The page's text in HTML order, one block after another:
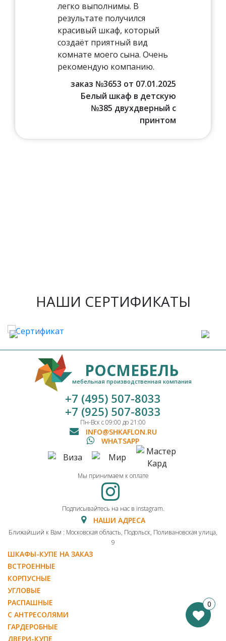
легко выполнимы. В
результате получился
красивый шкаф, который
создаёт приятный вид
комнате моего сына. Очень
рекомендую компанию.
заказ №3653 от 07.01.2025
Белый шкаф в детскую
№385 двухдверный с
принтом
НАШИ СЕРТИФИКАТЫ
РОСМЕБЕЛЬ
мебельная производственная компания
+7 (495) 507-8033
+7 (925) 507-8033
Пн-Вск с 09:00 до 21:00
INFO@SHKAFLON.RU
WHATSAPP
Мы принимаем к оплате
Подписывайтесь на нас в instagram.
НАШИ АДРЕСА
Ближайший к Вам : Московская область, Подольск, Поливановская улица,
9
ШКАФЫ-КУПЕ НА ЗАКАЗ
ВСТРОЕННЫЕ
КОРПУСНЫЕ
УГЛОВЫЕ
РАСПАШНЫЕ
С АНТРЕСОЛЯМИ
ГАРДЕРОБНЫЕ
ДВЕРИ-КУПЕ
0